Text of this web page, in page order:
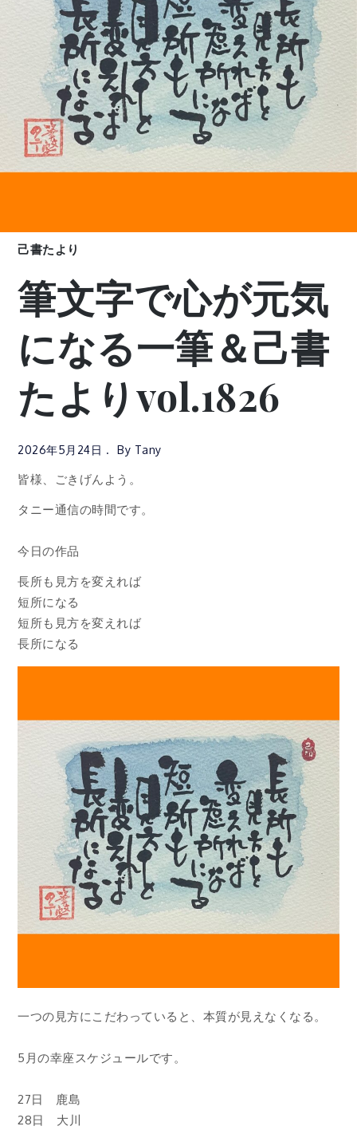
己書たより
筆文字で心が元気
になる一筆＆己書
たよりvol.1826
2026年5月24日 By Tany
皆様、ごきげんよう。
タニー通信の時間です。
今日の作品
長所も見方を変えれば
短所になる
短所も見方を変えれば
長所になる
一つの見方にこだわっていると、本質が見えなくなる。
5月の幸座スケジュールです。
27日 鹿島
28日 大川